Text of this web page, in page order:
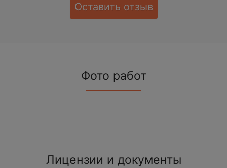
Оставить отзыв
Фото работ
Лицензии и документы